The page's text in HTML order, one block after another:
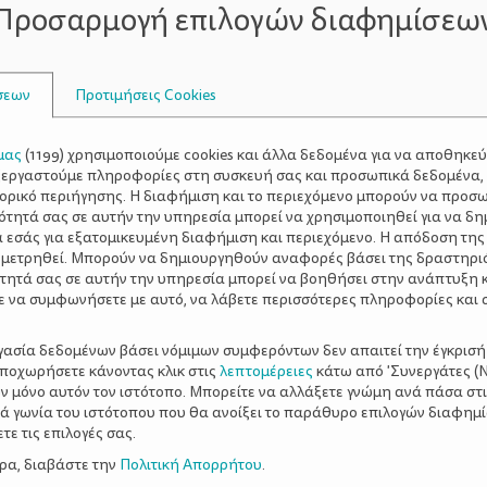
ο συντονισμός χεριών και ματιών, οι
και μετά τους 3 μήνες θα αρχίσει να πιάνει και να κρατά
τον κόσμο! Έτσι, θα μπορείτε να παίζετε μαζί,
παιδικές χαρές της γειτονιάς σας. Εκεί, μπορείς να το
που αρέσει σχεδόν σε όλα τα μωρά και πέραν της
συστήματος», το οποίο βοηθά στην κίνηση
που αναπτύσσεται πλήρως μέσα στους πρώτους
και να αντιλαμβάνεται την ισορροπία.
Η ανακάλυψη συνεχίζεται!
να στηρίζεται, να αρχίσει να μπουσουλάει, να
προς την πηγή των ήχων!
του γίνεται ολοένα και καλύτερη. Εσύ για να το
του, μπορείς να τοποθετήσεις παιχνίδια γύρω από
επιλογών
Προτιμήσεις Cookies
(1199) χρησιμοποιούμε cookies και άλλα δεδομένα για να
πληροφορίες στη συσκευή σας και προσωπικά
περιήγησης. Η διαφήμιση και το περιεχόμενο μπορούν να
σας σε αυτήν την υπηρεσία μπορεί να χρησιμοποιηθεί για να
εσάς για εξατομικευμένη διαφήμιση και περιεχόμενο. Η απόδοση
Μπορούν να δημιουργηθούν αναφορές βάσει της
σας σε αυτήν την υπηρεσία μπορεί να βοηθήσει στην ανάπτυξη
να συμφωνήσετε με αυτό, να λάβετε περισσότερες πληροφορίες και
δεδομένων βάσει νόμιμων συμφερόντων δεν απαιτεί την
κάνοντας κλικ στις λεπτομέρειες κάτω από 'Συνεργάτες
μόνο αυτόν τον ιστότοπο. Μπορείτε να αλλάξετε γνώμη ανά πάσα
γωνία του ιστότοπου που θα ανοίξει το παράθυρο επιλογών
τις επιλογές σας.
διαβάστε την Πολιτική Απορρήτου.